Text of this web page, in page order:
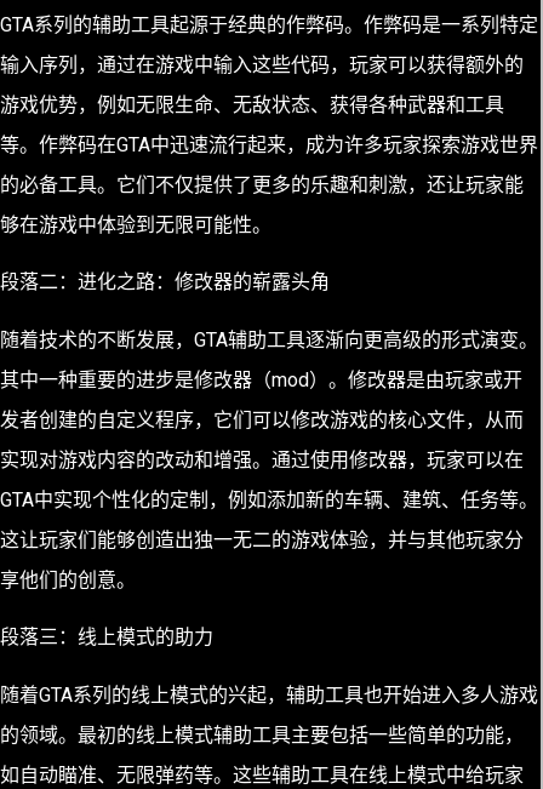
GTA系列的辅助工具起源于经典的作弊码。作弊码是一系列特定
输入序列，通过在游戏中输入这些代码，玩家可以获得额外的
游戏优势，例如无限生命、无敌状态、获得各种武器和工具
等。作弊码在GTA中迅速流行起来，成为许多玩家探索游戏世界
的必备工具。它们不仅提供了更多的乐趣和刺激，还让玩家能
够在游戏中体验到无限可能性。
段落二：进化之路：修改器的崭露头角
随着技术的不断发展，GTA辅助工具逐渐向更高级的形式演变。
其中一种重要的进步是修改器（mod）。修改器是由玩家或开
发者创建的自定义程序，它们可以修改游戏的核心文件，从而
实现对游戏内容的改动和增强。通过使用修改器，玩家可以在
GTA中实现个性化的定制，例如添加新的车辆、建筑、任务等。
这让玩家们能够创造出独一无二的游戏体验，并与其他玩家分
享他们的创意。
段落三：线上模式的助力
随着GTA系列的线上模式的兴起，辅助工具也开始进入多人游戏
的领域。最初的线上模式辅助工具主要包括一些简单的功能，
如自动瞄准、无限弹药等。这些辅助工具在线上模式中给玩家